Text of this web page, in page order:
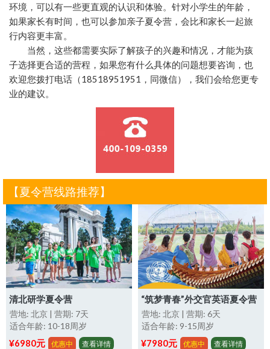
环境，可以有一些更直观的认识和体验。针对小学生的年龄，
如果家长有时间，也可以参加亲子夏令营，会比和家长一起旅
行内容更丰富。
当然，这些都需要实际了解孩子的兴趣和情况，才能为孩
子选择更合适的营程，如果您有什么具体的问题想要咨询，也
欢迎您拨打电话（18518951951，同微信），我们会给您更专
业的建议。
【夏令营线路推荐】
清北研学夏令营
营地: 北京 | 营期: 7天
适合年龄: 10-18周岁
¥6980元
优惠中 查看详情
“筑梦青春”外交官英语夏令营
营地: 北京 | 营期: 6天
适合年龄: 9-15周岁
¥7980元
优惠中 查看详情